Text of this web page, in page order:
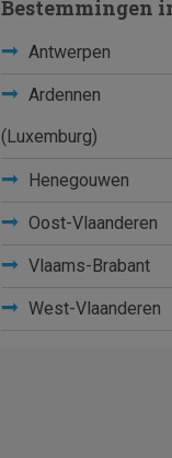
Bestemmingen
Antwerpen
Ardennen
(Luxemburg)
Henegouwen
Oost-Vlaanderen
Vlaams-Brabant
West-Vlaanderen